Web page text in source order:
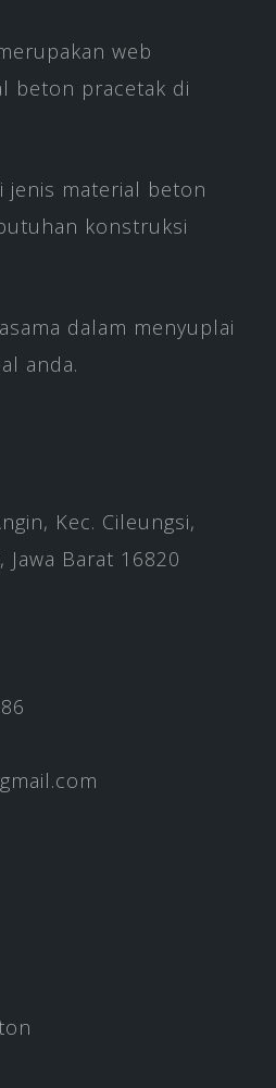
web
beton pracetak di
jenis material beton
konstruksi
dalam menyuplai
anda.
Kec. Cileungsi,
Barat 16820